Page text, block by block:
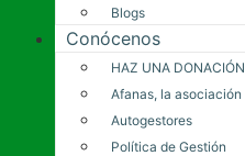
Blogs
Conócenos
HAZ UNA DONACIÓN
Afanas, la asociación
Autogestores
Política de Gestión